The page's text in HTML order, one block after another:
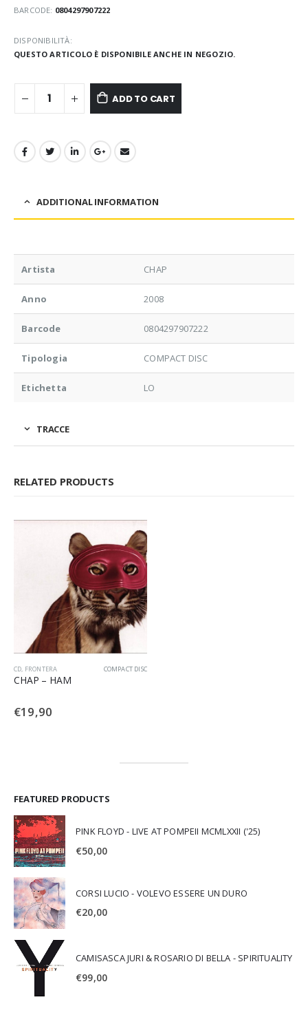
BARCODE: 0804297907222
DISPONIBILITÀ:
QUESTO ARTICOLO È DISPONIBILE ANCHE IN NEGOZIO.
ADD TO CART
ADDITIONAL INFORMATION
Artista CHAP
Anno 2008
Barcode 0804297907222
Tipologia COMPACT DISC
Etichetta LO
TRACCE
RELATED PRODUCTS
COMPACT DISC
CD, FRONTERA
CHAP – HAM
€19,90
FEATURED PRODUCTS
PINK FLOYD - LIVE AT POMPEII MCMLXXII ('25)
€50,00
CORSI LUCIO - VOLEVO ESSERE UN DURO
€20,00
CAMISASCA JURI & ROSARIO DI BELLA - SPIRITUALITY
€99,00